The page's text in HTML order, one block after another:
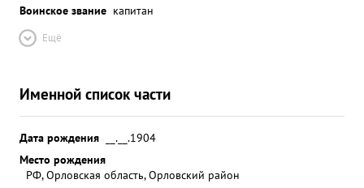
Воинское звание капитан
Ещё
Именной список части
Дата рождения
__.__.1904
Место рождения
РФ, Орловская область, Орловский район